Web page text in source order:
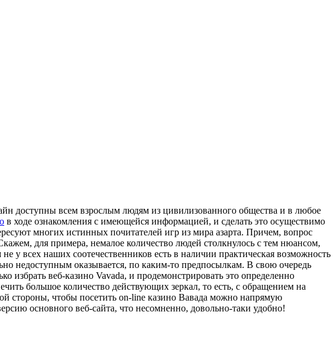
доступны всем взрослым людям из цивилизованного общества и в любое
в ходе ознакомления с имеющейся информацией, и сделать это осуществимо
многих истинных почитателей игр из мира азарта. Причем, вопрос
для примера, немалое количество людей столкнулось с тем нюансом,
у всех наших соотечественников есть в наличии практическая возможность
недоступным оказывается, по каким-то предпосылкам. В свою очередь
избрать веб-казино Vavada, и продемонстрировать это определенно
большое количество действующих зеркал, то есть, с обращением на
стороны, чтобы посетить on-line казино Вавада можно напрямую
основного веб-сайта, что несомненно, довольно-таки удобно!